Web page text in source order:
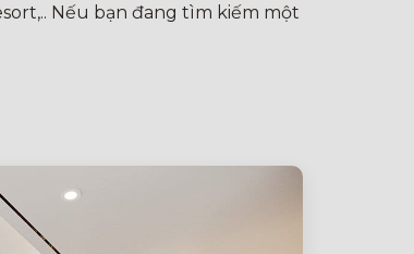
Nếu bạn đang tìm kiếm một